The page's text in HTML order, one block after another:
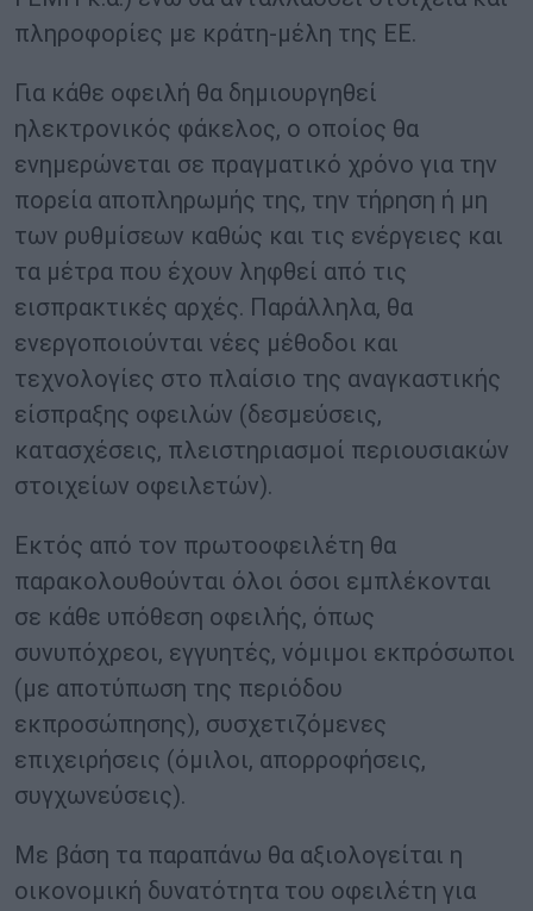
πληροφορίες με κράτη-μέλη της ΕΕ.
Για κάθε οφειλή θα δημιουργηθεί
ηλεκτρονικός φάκελος, ο οποίος θα
ενημερώνεται σε πραγματικό χρόνο για την
πορεία αποπληρωμής της, την τήρηση ή μη
των ρυθμίσεων καθώς και τις ενέργειες και
τα μέτρα που έχουν ληφθεί από τις
εισπρακτικές αρχές. Παράλληλα, θα
ενεργοποιούνται νέες μέθοδοι και
τεχνολογίες στο πλαίσιο της αναγκαστικής
είσπραξης οφειλών (δεσμεύσεις,
κατασχέσεις, πλειστηριασμοί περιουσιακών
στοιχείων οφειλετών).
Εκτός από τον πρωτοοφειλέτη θα
παρακολουθούνται όλοι όσοι εμπλέκονται
σε κάθε υπόθεση οφειλής, όπως
συνυπόχρεοι, εγγυητές, νόμιμοι εκπρόσωποι
(με αποτύπωση της περιόδου
εκπροσώπησης), συσχετιζόμενες
επιχειρήσεις (όμιλοι, απορροφήσεις,
συγχωνεύσεις).
Με βάση τα παραπάνω θα αξιολογείται η
οικονομική δυνατότητα του οφειλέτη για